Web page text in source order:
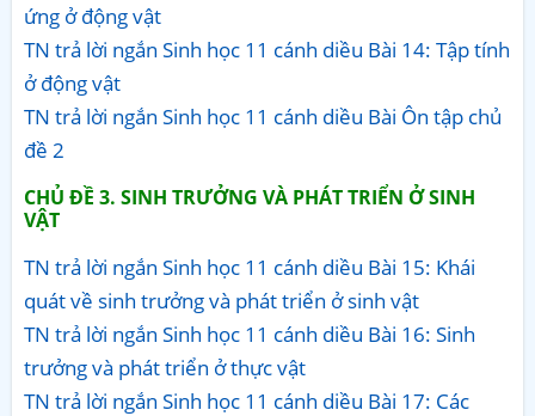
ứng ở động vật
TN trả lời ngắn Sinh học 11 cánh diều Bài 14: Tập tính
ở động vật
TN trả lời ngắn Sinh học 11 cánh diều Bài Ôn tập chủ
đề 2
CHỦ ĐỀ 3. SINH TRƯỞNG VÀ PHÁT TRIỂN Ở SINH
VẬT
TN trả lời ngắn Sinh học 11 cánh diều Bài 15: Khái
quát về sinh trưởng và phát triển ở sinh vật
TN trả lời ngắn Sinh học 11 cánh diều Bài 16: Sinh
trưởng và phát triển ở thực vật
TN trả lời ngắn Sinh học 11 cánh diều Bài 17: Các